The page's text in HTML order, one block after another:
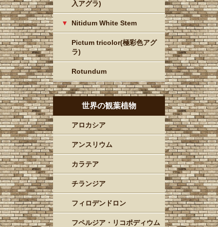
入アグラ)
Nitidum White Stem
Pictum tricolor(極彩色アグ
ラ)
Rotundum
世界の観葉植物
アロカシア
アンスリウム
カラテア
チランジア
フィロデンドロン
フペルジア・リコポディウム